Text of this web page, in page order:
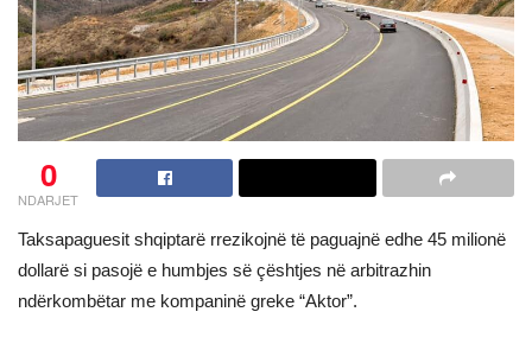
0
NDARJET
Taksapaguesit shqiptarë rrezikojnë të paguajnë edhe 45 milionë
dollarë si pasojë e humbjes së çështjes në arbitrazhin
ndërkombëtar me kompaninë greke “Aktor”.